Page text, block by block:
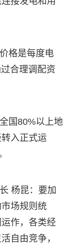
格是每度电
合理调配资
国80%以上地
入正式运
杨昆：要加
场规则统
作，各类经
自由竞争，